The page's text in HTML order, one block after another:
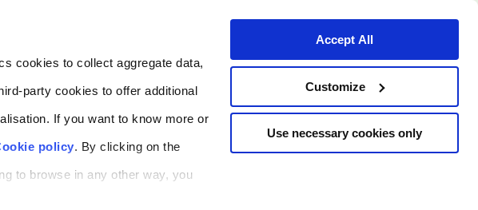
cookies to collect aggregate data,
party cookies to offer additional
If you want to know more or
policy. By clicking on the
to browse in any other way, you
Accept All
Customize
Use necessary cookies only